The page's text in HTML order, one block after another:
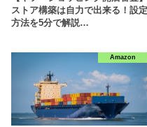
ストア構築は自力で出来る！設定
方法を5分で解説…
Amazon